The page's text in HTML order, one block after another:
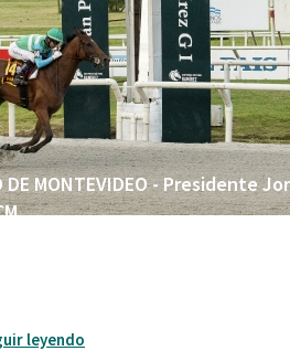
DE MONTEVIDEO - Presidente
leyendo